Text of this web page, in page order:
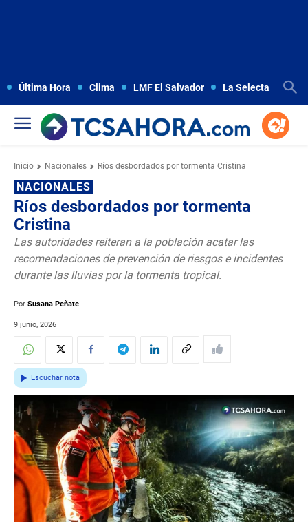
Última Hora Clima LMF El Salvador La Selecta
Inicio Nacionales Ríos desbordados por tormenta Cristina
NACIONALES
Ríos desbordados por tormenta
Cristina
Las autoridades reiteran a la población acatar las
recomendaciones de prevención de riesgos e incidentes
durante las lluvias por la tormenta tropical.
Por Susana Peñate
9 junio, 2026
Escuchar nota